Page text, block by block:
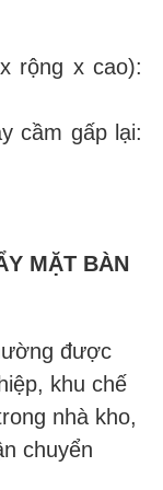
rộng x cao):
cầm gấp lại:
MẶT BÀN
được
khu chế
nhà kho,
chuyển